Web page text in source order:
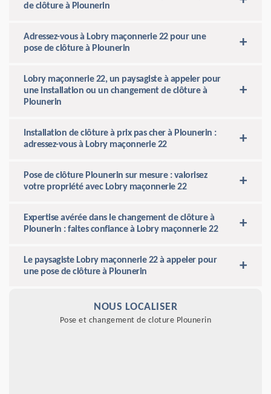
de clôture à Plounerin
Adressez-vous à Lobry maçonnerie 22 pour une
pose de clôture à Plounerin
Lobry maçonnerie 22, un paysagiste à appeler pour
une installation ou un changement de clôture à
Plounerin
Installation de clôture à prix pas cher à Plounerin :
adressez-vous à Lobry maçonnerie 22
Pose de clôture Plounerin sur mesure : valorisez
votre propriété avec Lobry maçonnerie 22
Expertise avérée dans le changement de clôture à
Plounerin : faites confiance à Lobry maçonnerie 22
Le paysagiste Lobry maçonnerie 22 à appeler pour
une pose de clôture à Plounerin
NOUS LOCALISER
Pose et changement de cloture Plounerin